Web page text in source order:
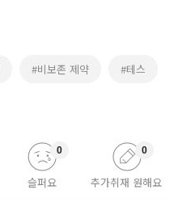
#비보존 제약 #테스
슬퍼요
0
추가취재 원해요
0